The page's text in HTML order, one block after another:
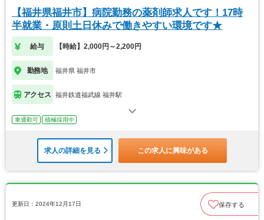
【福井県福井市】病院勤務の薬剤師求人です！17時
半就業・原則土日休みで働きやすい環境です★
給与 【時給】2,000円～2,200円
勤務地 福井県 福井市
アクセス 福井鉄道福武線 福井駅
車通勤可 積極採用中
求人の詳細を見る この求人に興味がある
更新日：2024年12月17日 保存する